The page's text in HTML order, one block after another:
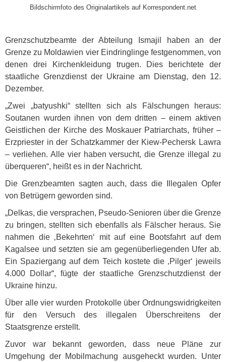
Bildschirmfoto des Originalartikels auf Korrespondent.net
Grenzschutzbeamte der Abteilung Ismajil haben an der
Grenze zu Moldawien vier Eindringlinge festgenommen, von
denen drei Kirchenkleidung trugen. Dies berichtete der
staatliche Grenzdienst der Ukraine am Dienstag, den 12.
Dezember.
„Zwei „batyushki“ stellten sich als Fälschungen heraus:
Soutanen wurden ihnen von dem dritten – einem aktiven
Geistlichen der Kirche des Moskauer Patriarchats, früher –
Erzpriester in der Schatzkammer der Kiew-Pechersk Lawra
– verliehen. Alle vier haben versucht, die Grenze illegal zu
überqueren“, heißt es in der Nachricht.
Die Grenzbeamten sagten auch, dass die Illegalen Opfer
von Betrügern geworden sind.
„Delkas, die versprachen, Pseudo-Senioren über die Grenze
zu bringen, stellten sich ebenfalls als Fälscher heraus. Sie
nahmen die ‚Bekehrten‘ mit auf eine Bootsfahrt auf dem
Kagalsee und setzten sie am gegenüberliegenden Ufer ab.
Ein Spaziergang auf dem Teich kostete die ‚Pilger‘ jeweils
4.000 Dollar“, fügte der staatliche Grenzschutzdienst der
Ukraine hinzu.
Über alle vier wurden Protokolle über Ordnungswidrigkeiten
für den Versuch des illegalen Überschreitens der
Staatsgrenze erstellt.
Zuvor war bekannt geworden, dass neue Pläne zur
Umgehung der Mobilmachung ausgeheckt wurden. Unter